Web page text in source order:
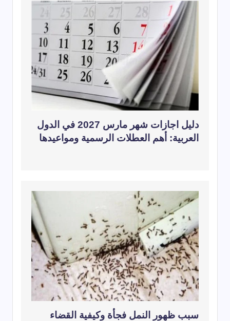
دليل اجازات شهر مارس 2027 في الدول
العربية: أهم العطلات الرسمية ومواعيدها
سبب ظهور النمل فجأة وكيفية القضاء